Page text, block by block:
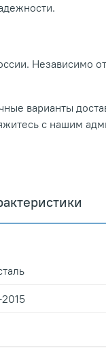
Независимо
варианты
с нашим